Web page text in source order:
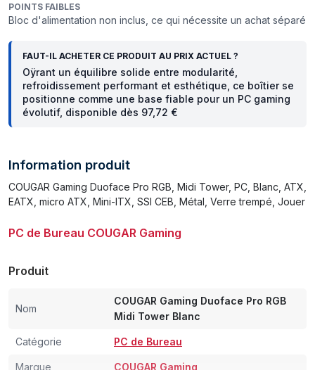
POINTS FAIBLES
Bloc d'alimentation non inclus, ce qui nécessite un achat séparé
FAUT-IL ACHETER CE PRODUIT AU PRIX ACTUEL ?
Oÿrant un équilibre solide entre modularité,
refroidissement performant et esthétique, ce boîtier se
positionne comme une base fiable pour un PC gaming
évolutif, disponible dès 97,72 €
Information produit
COUGAR Gaming Duoface Pro RGB, Midi Tower, PC, Blanc, ATX,
EATX, micro ATX, Mini-ITX, SSI CEB, Métal, Verre trempé, Jouer
PC de Bureau COUGAR Gaming
Produit
Nom
COUGAR Gaming Duoface Pro RGB
Midi Tower Blanc
Catégorie PC de Bureau
Marque COUGAR Gaming